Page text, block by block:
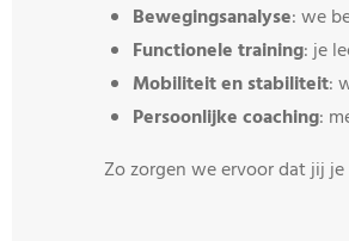
Bewegingsanalyse: we
Functionele training: je
Mobiliteit en stabiliteit:
Persoonlijke coaching:
Zo zorgen we ervoor dat jij